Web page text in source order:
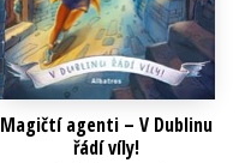
Magičtí agenti – V Dublinu
řádí víly!